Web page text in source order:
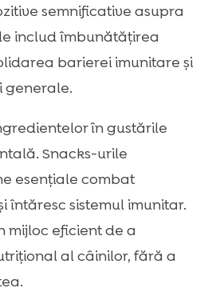
semnificative asupra
includ îmbunătățirea
barierei imunitare și
generale.
în gustările
Snacks-urile
esențiale combat
întăresc sistemul imunitar.
mijloc eficient de a
al câinilor, fără a